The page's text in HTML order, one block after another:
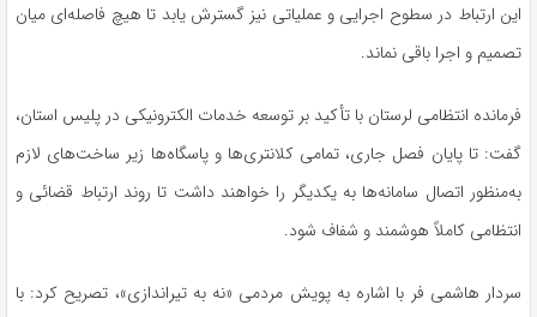
این ارتباط در سطوح اجرایی و عملیاتی نیز گسترش یابد تا هیچ فاصله‌ای میان
تصمیم و اجرا باقی نماند.
فرمانده انتظامی لرستان با تأکید بر توسعه خدمات الکترونیکی در پلیس استان،
گفت: تا پایان فصل جاری، تمامی کلانتری‌ها و پاسگاه‌ها زیر ساخت‌های لازم
به‌منظور اتصال سامانه‌ها به یکدیگر را خواهند داشت تا روند ارتباط قضائی و
انتظامی کاملاً هوشمند و شفاف شود.
سردار هاشمی فر با اشاره به پویش مردمی «نه به تیراندازی»، تصریح کرد: با